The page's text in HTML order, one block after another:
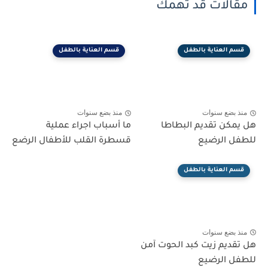
مقالات قد تهمك
قسم العناية بالطفل
منذ بضع سنوات
هل يمكن تقديم البطاطا
للطفل الرضيع
قسم العناية بالطفل
منذ بضع سنوات
ما أسباب اجراء عملية
قسطرة القلب للأطفال الرضع
قسم العناية بالطفل
منذ بضع سنوات
هل تقديم زيت كبد الحوت آمن
للطفل الرضيع